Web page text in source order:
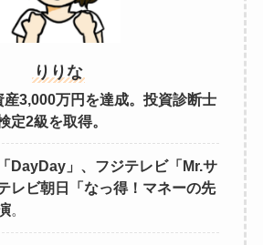
りりな
産3,000万円を達成。投資診断士
定2級を取得。
DayDay」、フジテレビ「Mr.サ
レビ朝日「なっ得！マネーの先
。